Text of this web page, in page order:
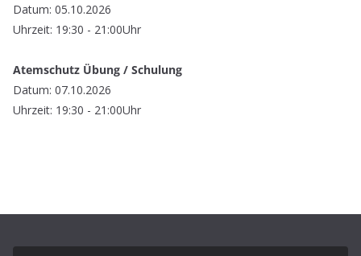
Datum: 05.10.2026
Uhrzeit: 19:30 - 21:00Uhr
Atemschutz Übung / Schulung
Datum: 07.10.2026
Uhrzeit: 19:30 - 21:00Uhr